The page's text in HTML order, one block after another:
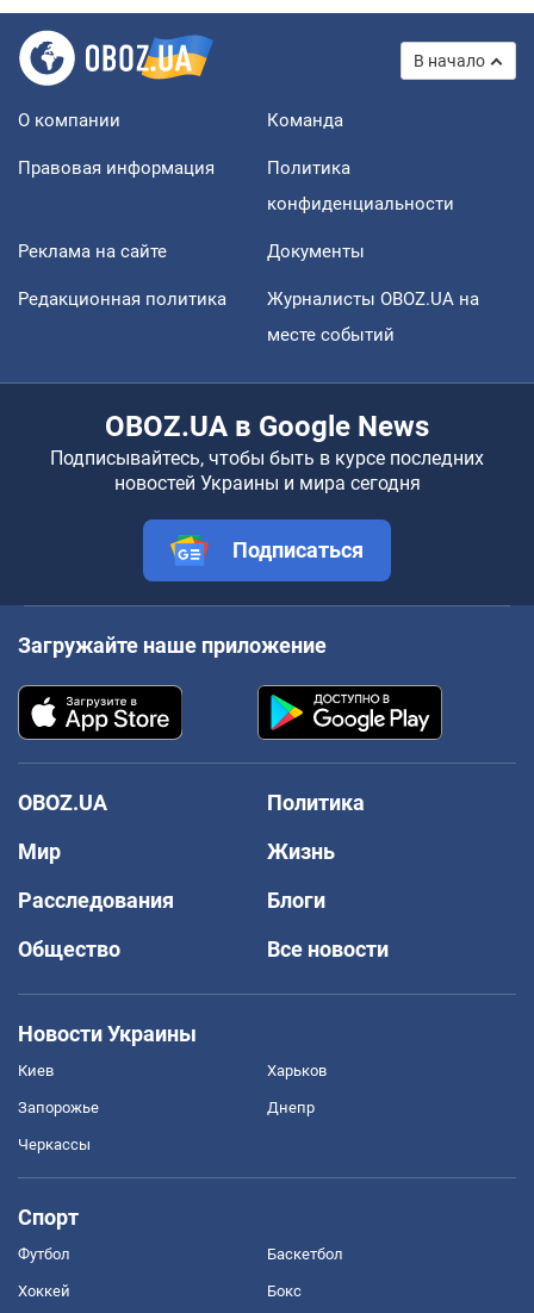
В начало
О компании Команда
Правовая информация
Политика
конфиденциальности
Реклама на сайте Документы
Редакционная политика
Журналисты OBOZ.UA на
месте событий
OBOZ.UA в Google News
Подписывайтесь, чтобы быть в курсе последних
новостей Украины и мира сегодня
Подписаться
Загружайте наше приложение
OBOZ.UA
Политика
Мир
Жизнь
Расследования
Блоги
Общество
Все новости
Новости Украины
Киев Харьков
Запорожье Днепр
Черкассы
Спорт
Футбол Баскетбол
Хоккей Бокс